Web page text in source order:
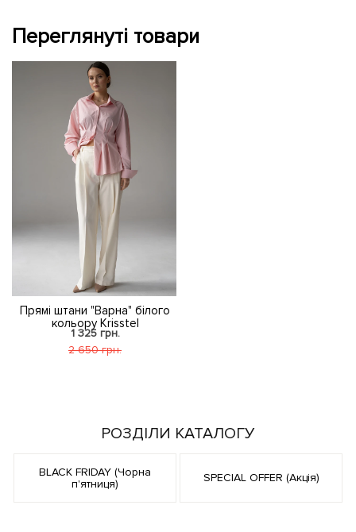
Переглянуті товари
Прямі штани "Варна" білого
кольору Krisstel
1 325 грн.
2 650 грн.
РОЗДІЛИ КАТАЛОГУ
BLACK FRIDAY (Чорна
п'ятниця)
SPECIAL OFFER (Акція)